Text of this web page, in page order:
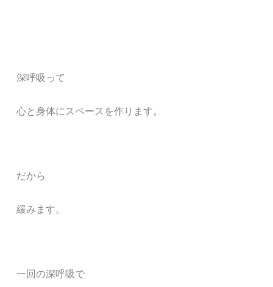
深呼吸って
心と身体にスペースを作ります。
だから
緩みます。
一回の深呼吸で